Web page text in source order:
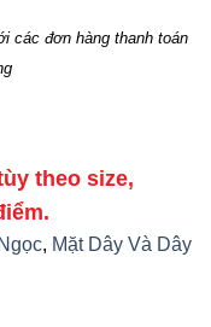
các đơn hàng thanh toán
theo size,
, Mặt Dây Và Dây